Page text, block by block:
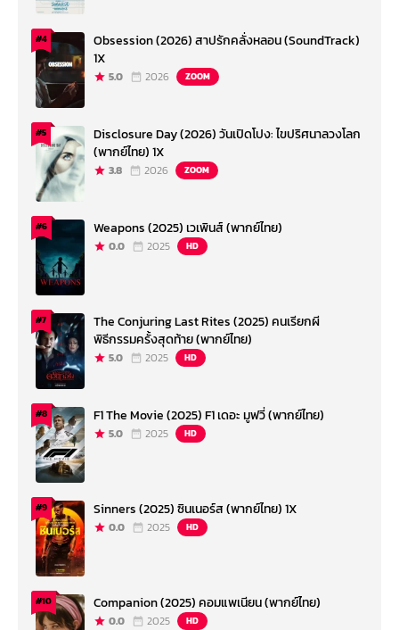
#4
Obsession (2026) สาปรักคลั่งหลอน (SoundTrack)
1X
5.0 2026 ZOOM
#5
Disclosure Day (2026) วันเปิดโปง: ไขปริศนาลวงโลก
(พากย์ไทย) 1X
3.8 2026 ZOOM
#6 Weapons (2025) เวเพินส์ (พากย์ไทย)
0.0 2025 HD
#7
The Conjuring Last Rites (2025) คนเรียกผี
พิธีกรรมครั้งสุดท้าย (พากย์ไทย)
5.0 2025 HD
#8 F1 The Movie (2025) F1 เดอะ มูฟวี่ (พากย์ไทย)
5.0 2025 HD
#9 Sinners (2025) ซินเนอร์ส (พากย์ไทย) 1X
0.0 2025 HD
#10 Companion (2025) คอมแพเนียน (พากย์ไทย)
0.0 2025 HD